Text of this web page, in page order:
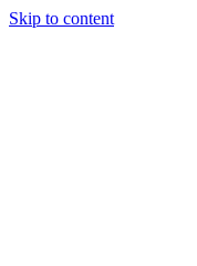
Skip to content